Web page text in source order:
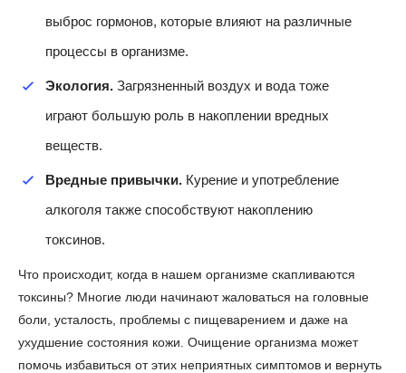
выброс гормонов, которые влияют на различные
процессы в организме.
Экология. Загрязненный воздух и вода тоже
играют большую роль в накоплении вредных
веществ.
Вредные привычки. Курение и употребление
алкоголя также способствуют накоплению
токсинов.
Что происходит, когда в нашем организме скапливаются
токсины? Многие люди начинают жаловаться на головные
боли, усталость, проблемы с пищеварением и даже на
ухудшение состояния кожи. Очищение организма может
помочь избавиться от этих неприятных симптомов и вернуть